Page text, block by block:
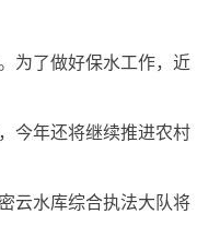
为了做好保水工作，近
今年还将继续推进农村
云水库综合执法大队将